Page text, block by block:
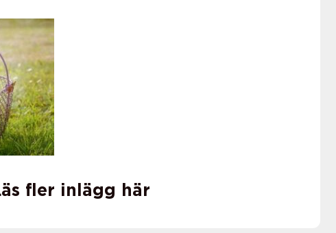
fler inlägg här